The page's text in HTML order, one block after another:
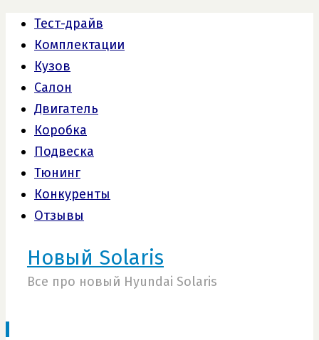
Тест-драйв
Комплектации
Кузов
Салон
Двигатель
Коробка
Подвеска
Тюнинг
Конкуренты
Отзывы
Новый Solaris
Все про новый Hyundai Solaris